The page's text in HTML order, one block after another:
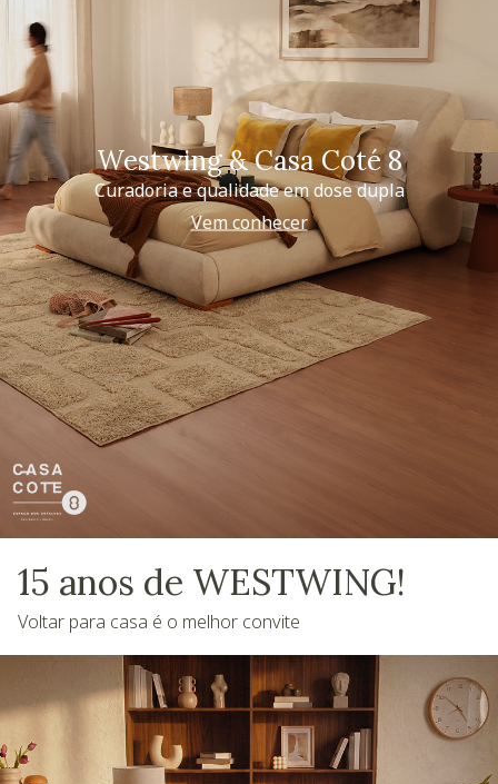
Westwing & Casa Coté 8
Curadoria e qualidade em dose dupla
Vem conhecer
15 anos de WESTWING!
Voltar para casa é o melhor convite